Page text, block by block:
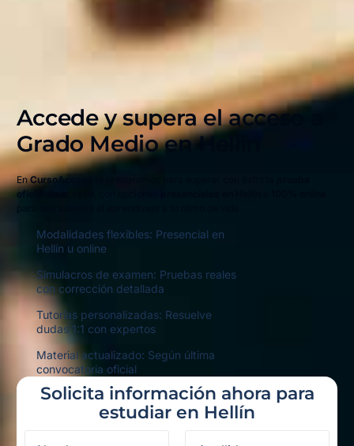
Accede y supera el acceso a
Grado Medio enHellín
EnCursoAcceso
oficial de acceso
Modalidades flexibles: Presencial en
Hellín u online
Simulacros de examen: Pruebas reales
con corrección detallada
Tutorías personalizadas: Resuelve
dudas 1:1 con expertos
Material actualizado: Según última
convocatoria oficial
Solicita información ahora para
estudiar en Hellín